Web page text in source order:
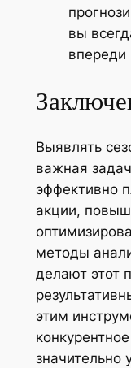
вы
впереди
Выявлять
важная
эффективно
акции,
методы
делают этот
этим
значительно